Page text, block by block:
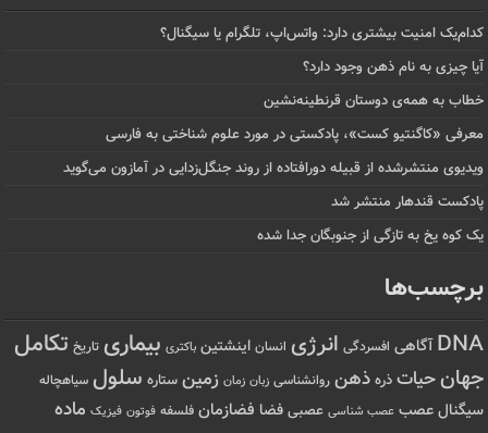
کدام‌یک امنیت بیشتری دارد: واتس‌اپ، تلگرام یا سیگنال؟
آیا چیزی به نام ذهن وجود دارد؟
خطاب به همه‌ی دوستان قرنطینه‌نشین
معرفی «کاگنتیو کست»، پادکستی در مورد علوم شناختی به فارسی
ویدیوی منتشرشده از قبیله دورافتاده‌ از روند جنگل‌زدایی در آمازون می‌گوید
پادکست قندهار منتشر شد
یک کوه یخ به تازگی از جنوبگان جدا شده
برچسب‌ها
DNA آگاهی افسردگی انرژی انسان اینشتین باکتری بیماری تاریخ تکامل
جهانحیات ذره ذهن روانشناسی زبان زمان زمین ستاره سلول سیاهچاله
سیگنال عصب عصب شناسی عصبی فضا فضازمان فلسفه فوتون فیزیک ماده